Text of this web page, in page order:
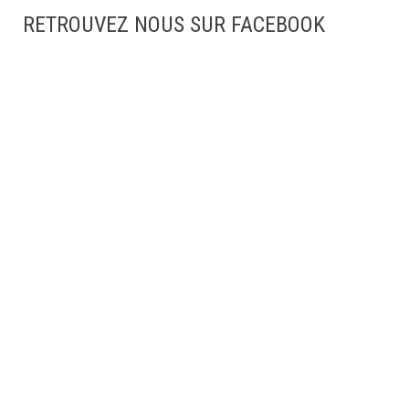
RETROUVEZ NOUS SUR FACEBOOK